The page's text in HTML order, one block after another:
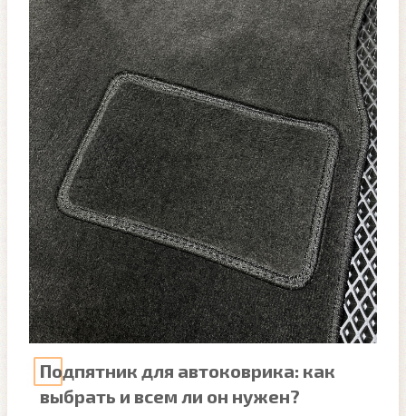
Подпятник для автоковрика: как
выбрать и всем ли он нужен?